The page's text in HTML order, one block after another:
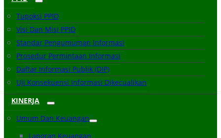
Tupoksi PPID
Visi Dan Misi PPID
Standar Pengumuman Informasi
Prosedur Permintaan Informasi
Daftar Informasi Publik (DIP)
Uji Konsekuensi Informasi Dikecualikan
KINERJA
Umum Dan Keuangan
Laporan Keuangan